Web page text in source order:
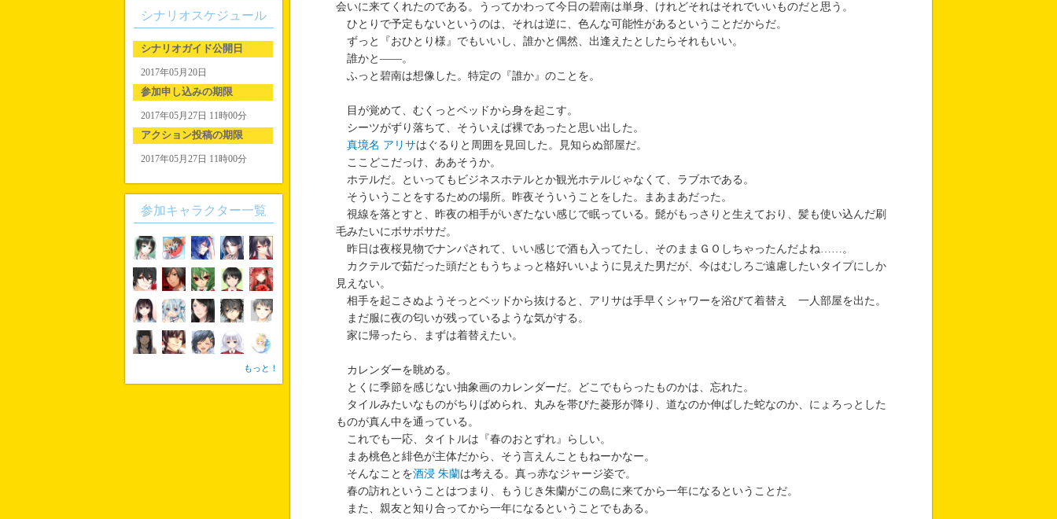
会いに来てくれたのである。うってかわって今日の碧南は単身、けれどそれはそれでいいものだと思う。
ひとりで予定もないというのは、それは逆に、色んな可能性があるということだからだ。
ずっと『おひとり様』でもいいし、誰かと偶然、出逢えたとしたらそれもいい。
誰かと――。
ふっと碧南は想像した。特定の『誰か』のことを。
目が覚めて、むくっとベッドから身を起こす。
シーツがずり落ちて、そういえば裸であったと思い出した。
真境名 アリサはぐるりと周囲を見回した。見知らぬ部屋だ。
ここどこだっけ、ああそうか。
ホテルだ。といってもビジネスホテルとか観光ホテルじゃなくて、ラブホである。
そういうことをするための場所。昨夜そういうことをした。まあまあだった。
視線を落とすと、昨夜の相手がいぎたない感じで眠っている。髭がもっさりと生えており、髪も使い込んだ刷
毛みたいにボサボサだ。
昨日は夜桜見物でナンパされて、いい感じで酒も入ってたし、そのままＧＯしちゃったんだよね……。
カクテルで茹だった頭だともうちょっと格好いいように見えた男だが、今はむしろご遠慮したいタイプにしか
見えない。
相手を起こさぬようそっとベッドから抜けると、アリサは手早くシャワーを浴びて着替え 一人部屋を出た。
まだ服に夜の匂いが残っているような気がする。
家に帰ったら、まずは着替えたい。
カレンダーを眺める。
とくに季節を感じない抽象画のカレンダーだ。どこでもらったものかは、忘れた。
タイルみたいなものがちりばめられ、丸みを帯びた菱形が降り、道なのか伸ばした蛇なのか、にょろっとした
ものが真ん中を通っている。
これでも一応、タイトルは『春のおとずれ』らしい。
まあ桃色と緋色が主体だから、そう言えんこともねーかなー。
そんなことを酒浸 朱蘭は考える。真っ赤なジャージ姿で。
春の訪れということはつまり、もうじき朱蘭がこの島に来てから一年になるということだ。
また、親友と知り合ってから一年になるということでもある。
シナリオスケジュール
シナリオガイド公開日
2017年05月20日
参加申し込みの期限
2017年05月27日 11時00分
アクション投稿の期限
2017年05月27日 11時00分
参加キャラクター一覧
もっと！